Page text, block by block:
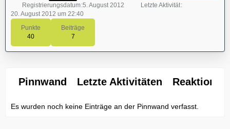
Punkte
40
Beiträge
7
Registrierungsdatum 5. August 2012
Letzte Aktivität
20. August 2012 um 22:40
Pinnwand Letzte Aktivitäten Reaktionen
Es wurden noch keine Einträge an der Pinnwand verfasst.